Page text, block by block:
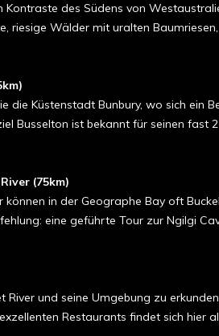
Kontraste des Südens von
riesige Wälder mit uralten
die Küstenstadt Bunbury, wo sich ein
Busselton ist bekannt für seinen
(75km)
können in der Geographe Bay oft
eine geführte Tour zur Ngilgi
River und seine Umgebung zu
Restaurants findet sich hier